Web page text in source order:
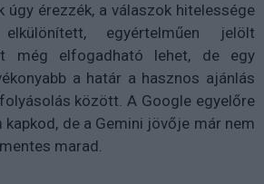
úgy érezzék, a válaszok hitelessége
egyértelműen jelölt
még elfogadható lehet, de egy
a határ a hasznos ajánlás
között. A Google egyelőre
kapkod, de a Gemini jövője már nem
marad.